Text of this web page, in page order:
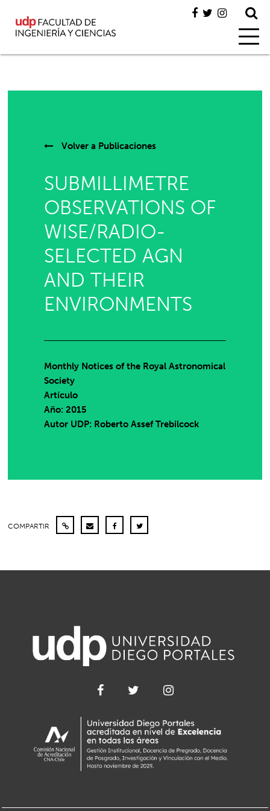
Volver a Publicaciones
SUBMILLIMETRE
OBSERVATIONS OF
WISE/RADIO-
SELECTED AGN
AND THEIR
ENVIRONMENTS
Monthly Notices of the Royal Astronomical
Society
Artículo
Año: 2015
Autor UDP: Roberto Assef Trebilcock
COMPARTIR